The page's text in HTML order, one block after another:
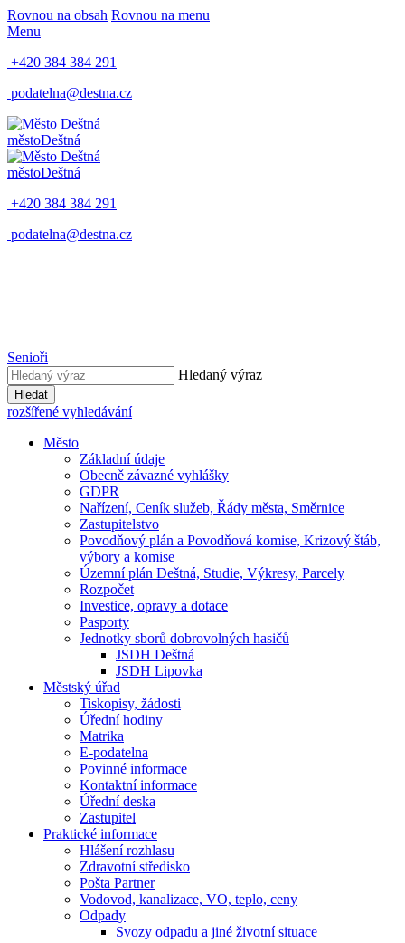
Rovnou na obsah Rovnou na menu
Menu
+420 384 384 291
podatelna@destna.cz
městoDeštná
městoDeštná
+420 384 384 291
podatelna@destna.cz
Senioři
Hledaný výraz
Hledat
rozšířené vyhledávání
Město
Základní údaje
Obecně závazné vyhlášky
GDPR
Nařízení, Ceník služeb, Řády města, Směrnice
Zastupitelstvo
Povodňový plán a Povodňová komise, Krizový štáb,
výbory a komise
Územní plán Deštná, Studie, Výkresy, Parcely
Rozpočet
Investice, opravy a dotace
Pasporty
Jednotky sborů dobrovolných hasičů
JSDH Deštná
JSDH Lipovka
Městský úřad
Tiskopisy, žádosti
Úřední hodiny
Matrika
E-podatelna
Povinné informace
Kontaktní informace
Úřední deska
Zastupitel
Praktické informace
Hlášení rozhlasu
Zdravotní středisko
Pošta Partner
Vodovod, kanalizace, VO, teplo, ceny
Odpady
Svozy odpadu a jiné životní situace